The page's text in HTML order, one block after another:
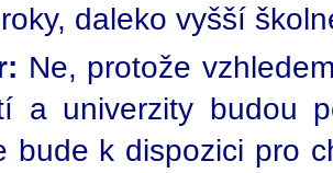
daleko vyšší
Ne, protože
a univerzity budou
bude k dispozici pro